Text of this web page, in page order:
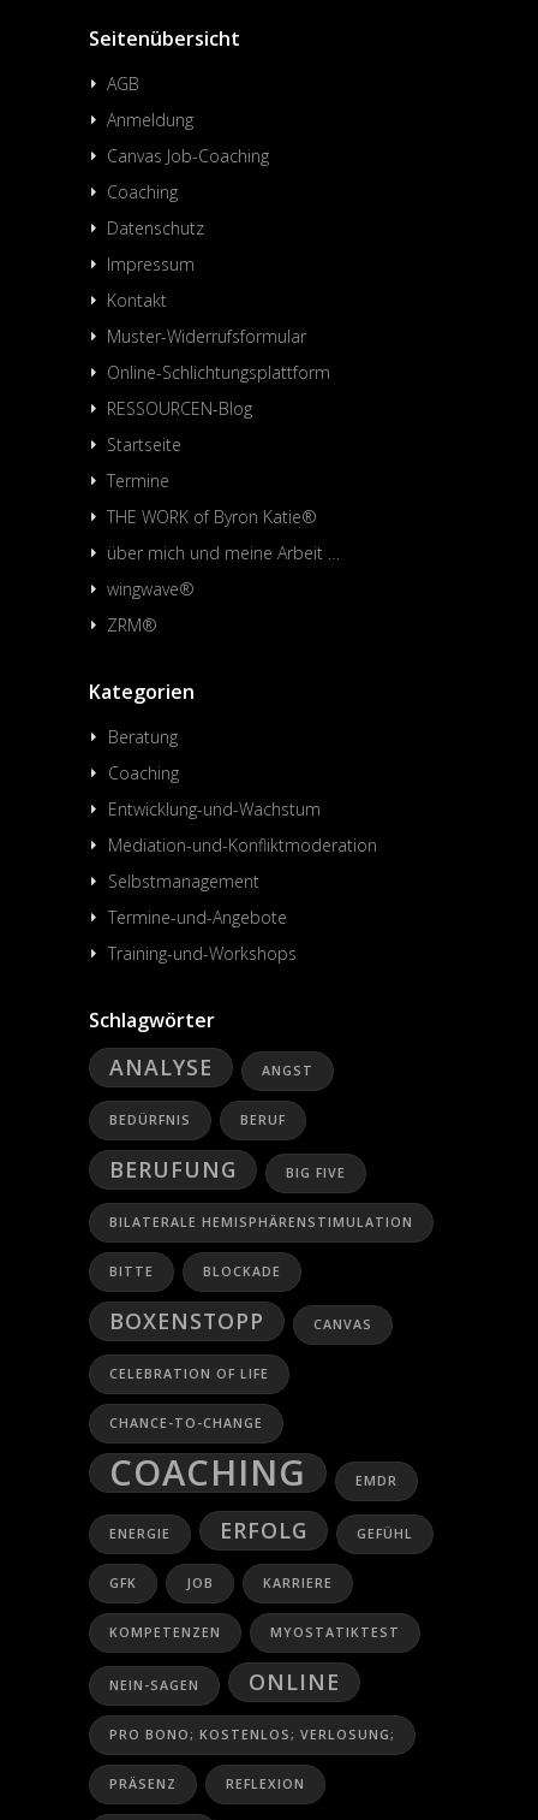
Seitenübersicht
AGB
Anmeldung
Canvas Job-Coaching
Coaching
Datenschutz
Impressum
Kontakt
Muster-Widerrufsformular
Online-Schlichtungsplattform
RESSOURCEN-Blog
Startseite
Termine
THE WORK of Byron Katie®
über mich und meine Arbeit …
wingwave®
ZRM®
Kategorien
Beratung
Coaching
Entwicklung-und-Wachstum
Mediation-und-Konfliktmoderation
Selbstmanagement
Termine-und-Angebote
Training-und-Workshops
Schlagwörter
ANALYSE ANGST
BEDÜRFNIS BERUF
BERUFUNG BIG FIVE
BILATERALE HEMISPHÄRENSTIMULATION
BITTE BLOCKADE
BOXENSTOPP CANVAS
CELEBRATION OF LIFE
CHANCE-TO-CHANGE
COACHING EMDR
ENERGIE ERFOLG GEFÜHL
GFK JOB KARRIERE
KOMPETENZEN MYOSTATIKTEST
NEIN-SAGEN ONLINE
PRO BONO; KOSTENLOS; VERLOSUNG;
PRÄSENZ REFLEXION